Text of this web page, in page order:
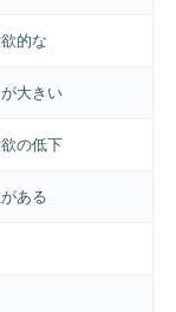
的な
大きい
の低下
ある